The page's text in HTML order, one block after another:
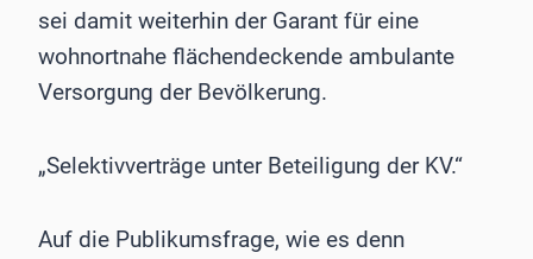
sei damit weiterhin der Garant für eine
wohnortnahe flächendeckende ambulante
Versorgung der Bevölkerung.
„Selektivverträge unter Beteiligung der KV.“
Auf die Publikumsfrage, wie es denn